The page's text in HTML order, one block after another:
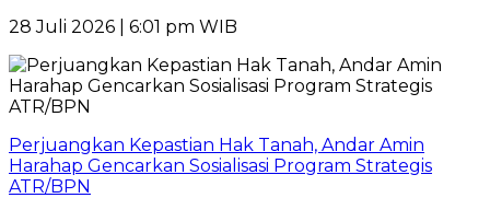
28 Juli 2026 | 6:01 pm WIB
Perjuangkan Kepastian Hak Tanah, Andar Amin
Harahap Gencarkan Sosialisasi Program Strategis
ATR/BPN